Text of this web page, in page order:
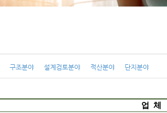
구조분야 설계검토분야 적산분야 단지분야
업 체